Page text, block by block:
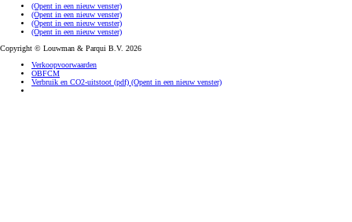
(Opent in een nieuw venster)
(Opent in een nieuw venster)
(Opent in een nieuw venster)
(Opent in een nieuw venster)
Copyright © Louwman & Parqui B.V. 2026
Verkoopvoorwaarden
OBFCM
Verbruik en CO2-uitstoot (pdf) (Opent in een nieuw venster)